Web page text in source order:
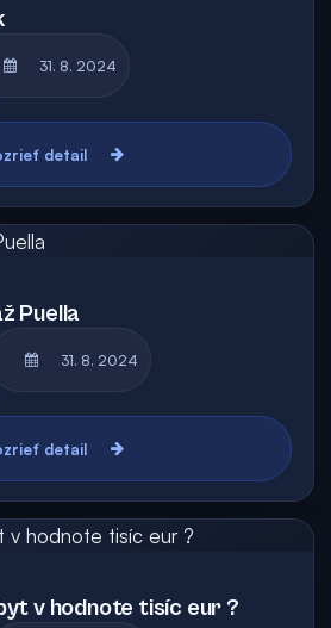
31. 8. 2024
detail
Puella
31. 8. 2024
detail
v hodnote tisíc eur ?